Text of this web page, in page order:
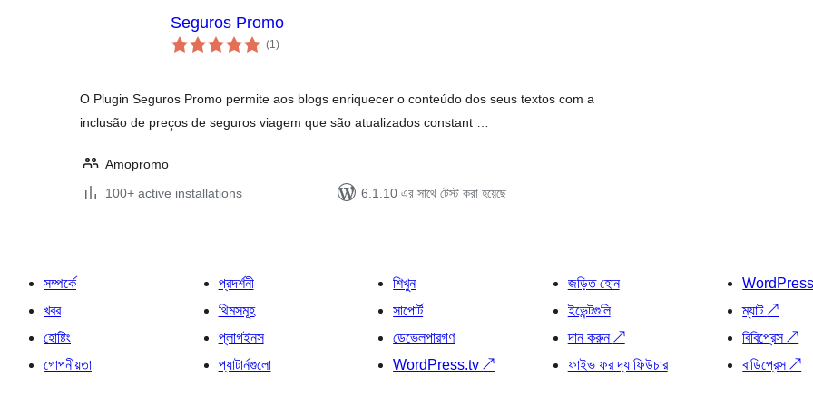
Seguros Promo
(1total
ratings
)
O Plugin Seguros Promo permite aos blogs enriquecer o conteúdo dos seus textos com a
inclusão de preços de seguros viagem que são atualizados constant …
Amopromo
100+ active installations
6.1.10 এর সাথে টেস্ট করা হয়েছে
সম্পর্কে
খবর
হোষ্টিং
গোপনীয়তা
প্রদর্শনী
থিমসমূহ
প্লাগইনস
প্যাটার্নগুলো
শিখুন
সাপোর্ট
ডেভেলপারগণ
WordPress.tv↗
জড়িত হোন
ইভেন্টগুলি
দান করুন↗
ফাইভ ফর দ্য ফিউচার
ম্যাট↗
বিবিপ্রেস↗
বাডিপ্রেস↗